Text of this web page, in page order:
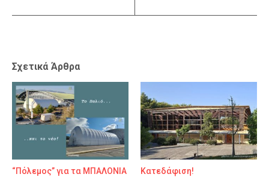
Σχετικά Άρθρα
“Πόλεμος” για τα ΜΠΑΛΟΝΙΑ Κατεδάφιση!